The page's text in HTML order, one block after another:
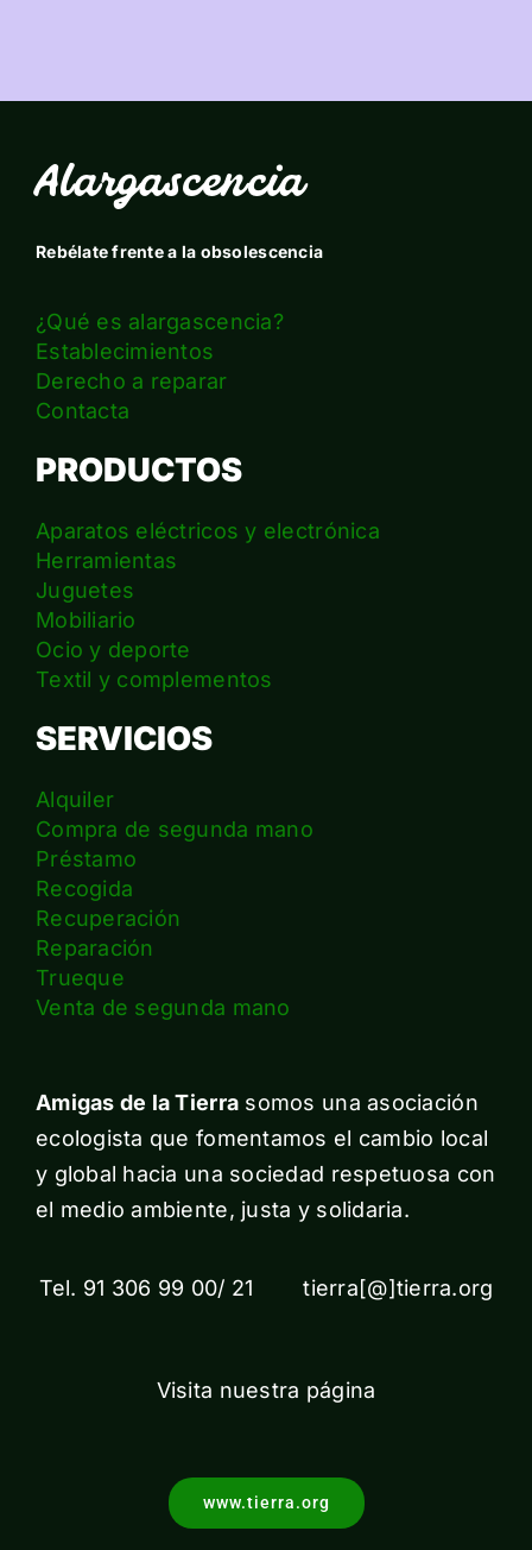
Alargascencia
Rebélate frente a la obsolescencia
¿Qué es alargascencia?
Establecimientos
Derecho a reparar
Contacta
PRODUCTOS
Aparatos eléctricos y electrónica
Herramientas
Juguetes
Mobiliario
Ocio y deporte
Textil y complementos
SERVICIOS
Alquiler
Compra de segunda mano
Préstamo
Recogida
Recuperación
Reparación
Trueque
Venta de segunda mano
Amigas de la Tierra somos una asociación
ecologista que fomentamos el cambio local
y global hacia una sociedad respetuosa con
el medio ambiente, justa y solidaria.
Tel. 91 306 99 00/ 21 tierra[@]tierra.org
Visita nuestra página
www.tierra.org